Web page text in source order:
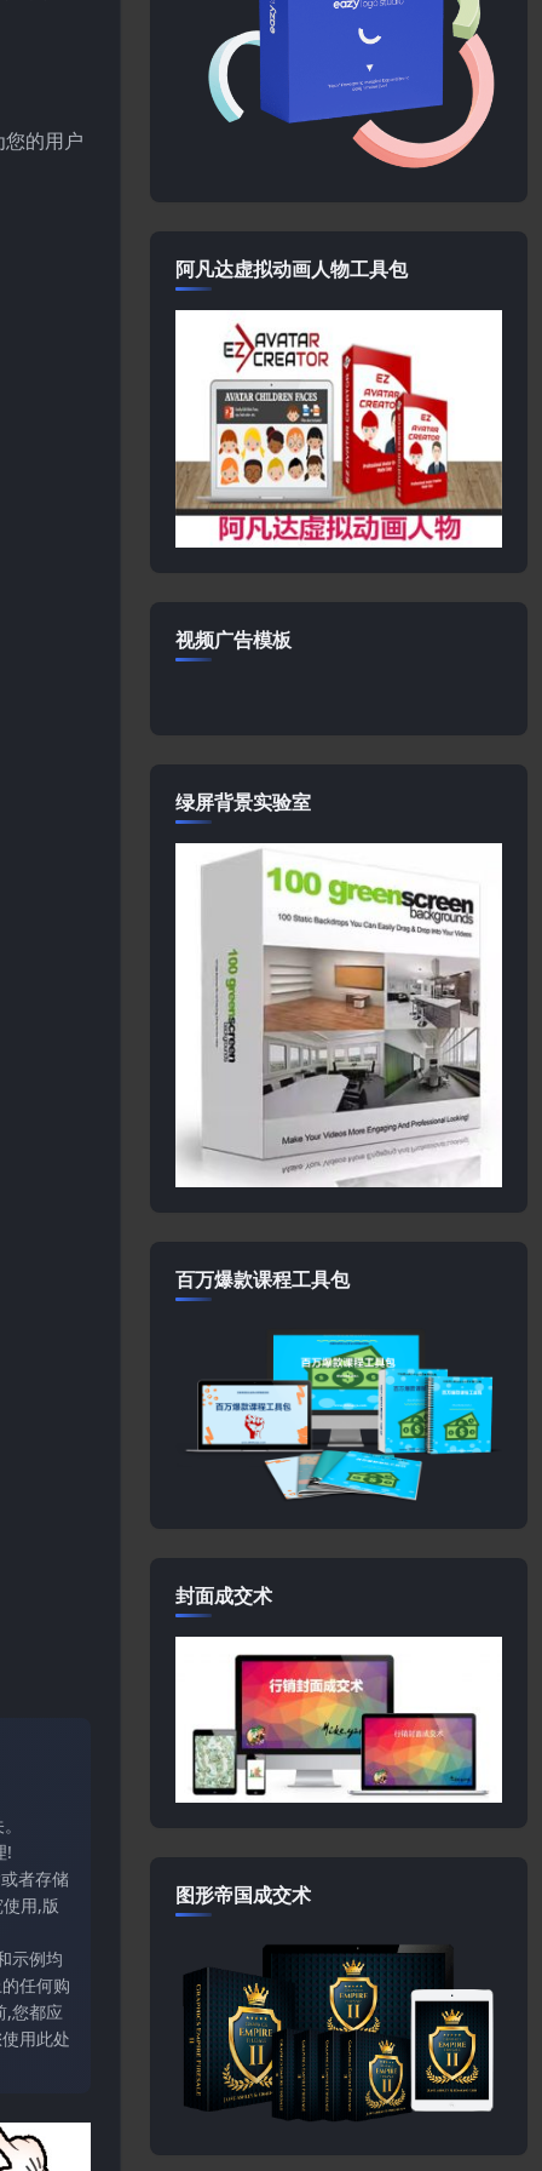
的用户
!
者存储
用,版
示例均
任何购
,您都应
用此处
阿凡达虚拟动画人物工具包
视频广告模板
绿屏背景实验室
百万爆款课程工具包
封面成交术
图形帝国成交术